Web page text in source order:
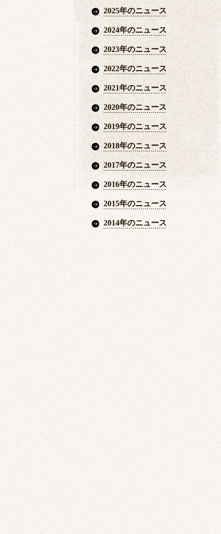
2025年のニュース
2024年のニュース
2023年のニュース
2022年のニュース
2021年のニュース
2020年のニュース
2019年のニュース
2018年のニュース
2017年のニュース
2016年のニュース
2015年のニュース
2014年のニュース